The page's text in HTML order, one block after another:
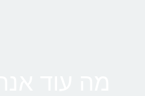
מה עוד